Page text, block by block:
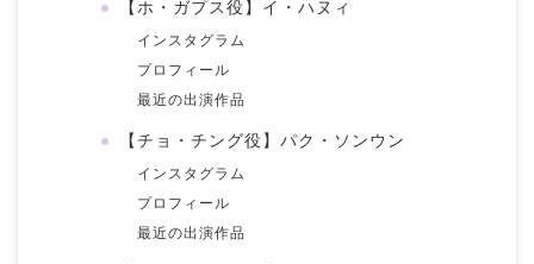
【ホ・ガプス役】イ・ハヌィ
インスタグラム
プロフィール
最近の出演作品
【チョ・チング役】パク・ソンウン
インスタグラム
プロフィール
最近の出演作品